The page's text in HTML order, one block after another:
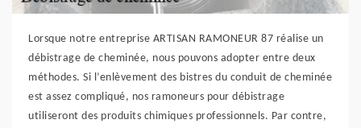
Lorsque notre entreprise ARTISAN RAMONEUR 87 réalise un
débistrage de cheminée, nous pouvons adopter entre deux
méthodes. Si l’enlèvement des bistres du conduit de cheminée
est assez compliqué, nos ramoneurs pour débistrage
utiliseront des produits chimiques professionnels. Par contre,